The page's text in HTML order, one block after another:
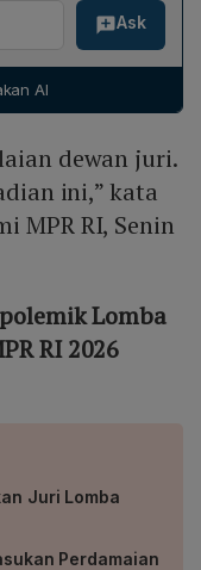
juri meski
termasuk meninjau
banding, guna
lebih profesional
Daerah (DPD)
C mengulang
tidak terdengar
penilaian
ruang bagi
Ask
AI
dewan juri.
ini,” kata
MPR RI, Senin
Lomba
RI 2026
Juri Lomba
Perdamaian